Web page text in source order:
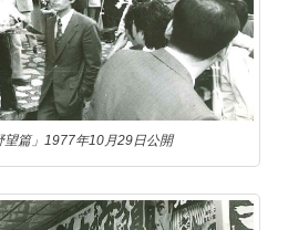
望篇」1977年10月29日公開